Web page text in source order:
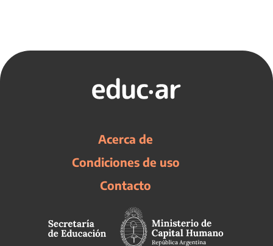
Acerca de
Condiciones de uso
Contacto